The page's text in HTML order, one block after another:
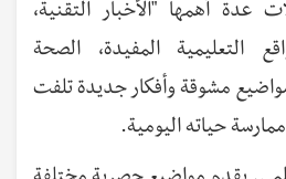
أهمها "الأخبار التقنية،
التعليمية المفيدة، الصحة
مشوقة وأفكار جديدة تلفت
حياته اليومية.